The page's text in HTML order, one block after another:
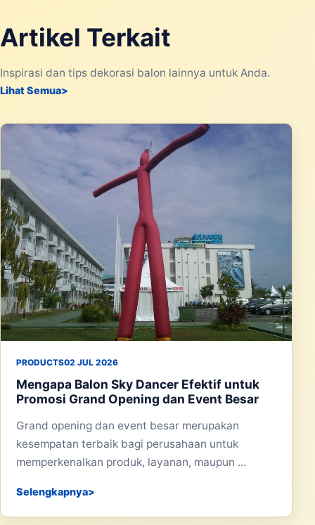
Artikel Terkait
Inspirasi dan tips dekorasi balon lainnya untuk Anda.
Lihat Semua
PRODUCTS02 JUL 2026
Mengapa Balon Sky Dancer Efektif untuk
Promosi Grand Opening dan Event Besar
Grand opening dan event besar merupakan
kesempatan terbaik bagi perusahaan untuk
memperkenalkan produk, layanan, maupun ...
Selengkapnya